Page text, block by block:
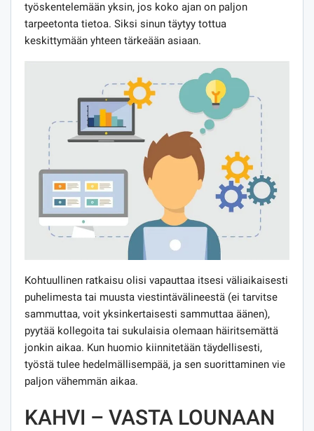
työskentelemään yksin, jos koko ajan on paljon
tarpeetonta tietoa. Siksi sinun täytyy tottua
keskittymään yhteen tärkeään asiaan.
Kohtuullinen ratkaisu olisi vapauttaa itsesi väliaikaisesti
puhelimesta tai muusta viestintävälineestä (ei tarvitse
sammuttaa, voit yksinkertaisesti sammuttaa äänen),
pyytää kollegoita tai sukulaisia ​​olemaan häiritsemättä
jonkin aikaa. Kun huomio kiinnitetään täydellisesti,
työstä tulee hedelmällisempää, ja sen suorittaminen vie
paljon vähemmän aikaa.
KAHVI – VASTA LOUNAAN